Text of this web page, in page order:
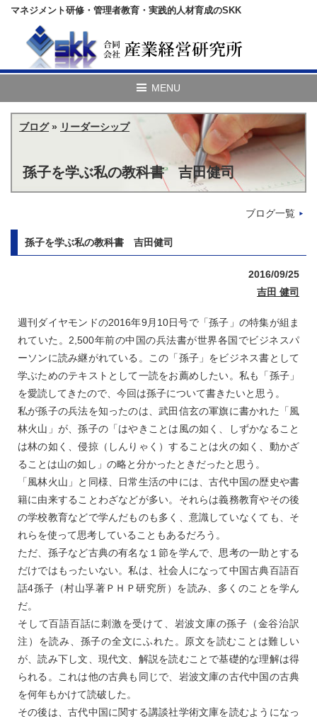
マネジメント研修・管理者教育・実践的人材育成のSKK
ブログ» リーダーシップ
孫子を学ぶ私の教科書 吉田健司
ブログ一覧
孫子を学ぶ私の教科書 吉田健司
2016/09/25
吉田 健司
週刊ダイヤモンドの2016年9月10日号で「孫子」の特集が組ま
れていた。2,500年前の中国の兵法書が世界各国でビジネスパ
ーソンに読み継がれている。この「孫子」をビジネス書として
学ぶためのテキストとして一読をお薦めしたい。私も「孫子」
を愛読してきたので、今回は孫子について書きたいと思う。
私が孫子の兵法を知ったのは、武田信玄の軍旗に書かれた「風
林火山」が、孫子の「はやきことは風の如く、しずかなること
は林の如く、侵掠（しんりゃく）することは火の如く、動かざ
ることは山の如し」の略と分かったときだったと思う。
「風林火山」と同様、日常生活の中には、古代中国の歴史や書
籍に由来することわざなどが多い。それらは義務教育やその後
の学校教育などで学んだものも多く、意識していなくても、そ
れらを使って思考していることもあるだろう。
ただ、孫子など古典の有名な１節を学んで、思考の一助とする
だけではもったいない。私は、社会人になって中国古典百語百
話4孫子（村山孚著ＰＨＰ研究所）を読み、多くのことを学ん
だ。
そして百語百話に刺激を受けて、岩波文庫の孫子（金谷治訳
注）を読み、孫子の全文にふれた。原文を読むことは難しい
が、読み下し文、現代文、解説を読むことで基礎的な理解は得
られる。これは他の古典も同じで、岩波文庫の古代中国の古典
を何年もかけて読破した。
その後は、古代中国に関する講談社学術文庫を読むようになっ